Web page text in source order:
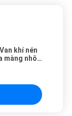
khí nén
màng nhôm